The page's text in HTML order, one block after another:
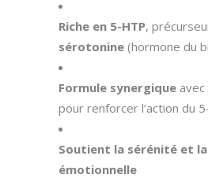
Riche en 5-HTP,
sérotonine (hormone du
Formule synergique avec
pour renforcer l’action du
Soutient la sérénité et
émotionnelle